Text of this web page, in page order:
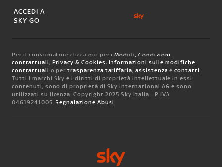
ACCEDI A
SKY GO
Per il consumatore clicca qui per i Moduli, Condizioni
contrattuali, Privacy & Cookies, informazioni sulle modifiche
contrattuali o per trasparenza tariffaria, assistenza e contatti.
Tutti i marchi Sky e i diritti di proprietà intellettuale in essi
contenuti, sono di proprietà di Sky international AG e sono
utilizzati su licenza. Copyright 2025 Sky Italia - P.IVA
04619241005. Segnalazione Abusi